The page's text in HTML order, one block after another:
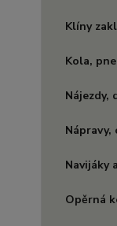
Klíny
Kola,
Nájezdy,
Nápravy,
Navijáky
Opěrná